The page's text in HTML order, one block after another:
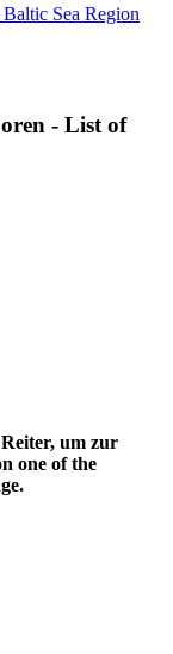
Sea Region
- List of
um zur
one of the